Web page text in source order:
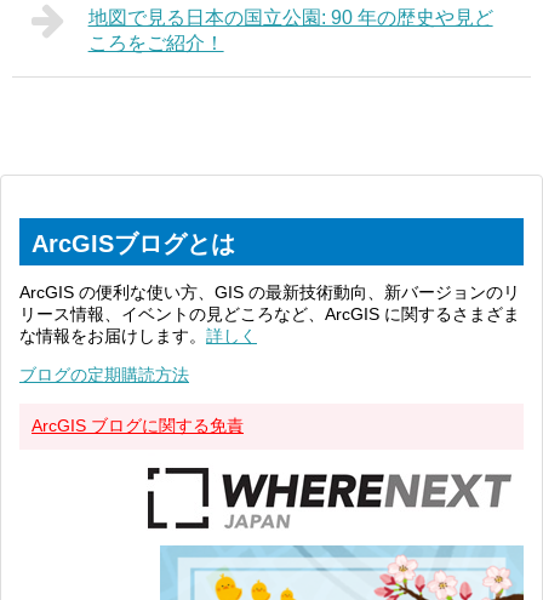
地図で見る日本の国立公園: 90 年の歴史や見ど
ころをご紹介！
ArcGISブログとは
ArcGIS の便利な使い方、GIS の最新技術動向、新バージョンのリ
リース情報、イベントの見どころなど、ArcGIS に関するさまざま
な情報をお届けします。 詳しく
ブログの定期購読方法
ArcGIS ブログに関する免責